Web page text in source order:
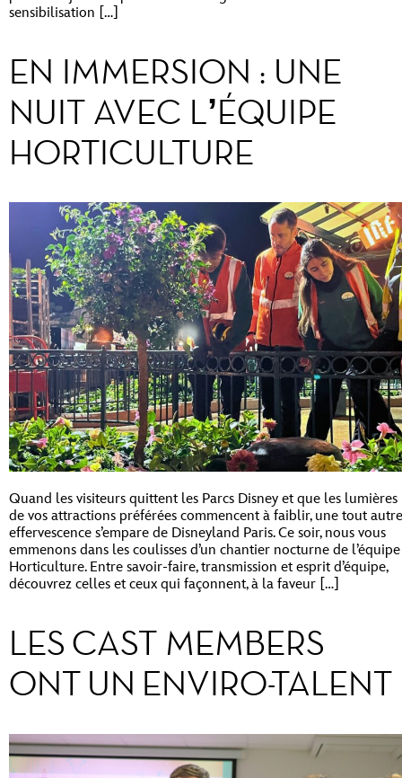
sensibilisation […]
EN IMMERSION : UNE
NUIT AVEC L’ÉQUIPE
HORTICULTURE
Quand les visiteurs quittent les Parcs Disney et que les lumières
de vos attractions préférées commencent à faiblir, une tout autre
effervescence s’empare de Disneyland Paris. Ce soir, nous vous
emmenons dans les coulisses d’un chantier nocturne de l’équipe
Horticulture. Entre savoir-faire, transmission et esprit d’équipe,
découvrez celles et ceux qui façonnent, à la faveur […]
LES CAST MEMBERS
ONT UN ENVIRO-TALENT